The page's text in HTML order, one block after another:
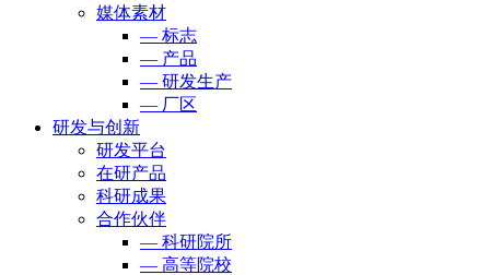
媒体素材
— 标志
— 产品
— 研发生产
— 厂区
研发与创新
研发平台
在研产品
科研成果
合作伙伴
— 科研院所
— 高等院校